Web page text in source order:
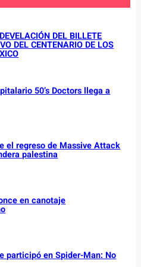
DEL BILLETE
DEL CENTENARIO DE LOS
50’s Doctors llega a
el regreso de Massive Attack
palestina
en canotaje
participó en Spider-Man: No